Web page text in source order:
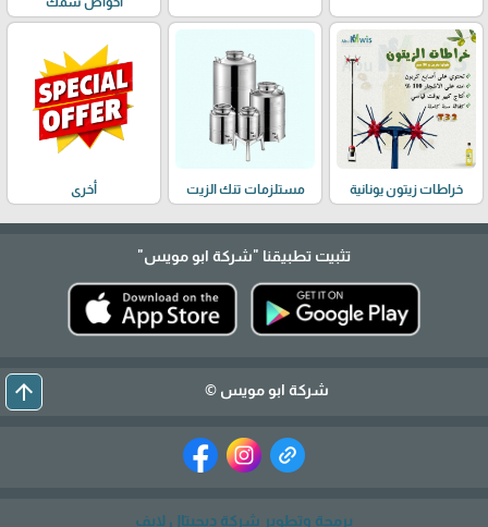
خراطات زيتون يونانية مستلزمات تنك الزيت أخرى
تثبيت تطبيقنا "شركة ابو مويس"
شركة ابو مويس © arrow_upward
برمجة وتطوير شركة ديجيتال لايف